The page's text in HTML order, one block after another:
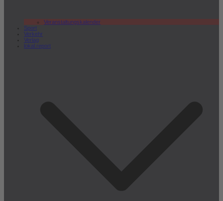
Veranstaltungskalender
Sport
Verkehr
Verlag
lokal.report